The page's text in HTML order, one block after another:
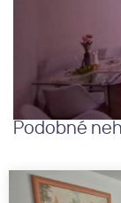
Podobné